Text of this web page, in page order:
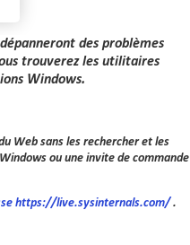
des problèmes
trouverez les utilitaires
Windows.
Web sans les rechercher et les
ou une invite de commande
https://live.sysinternals.com/ .